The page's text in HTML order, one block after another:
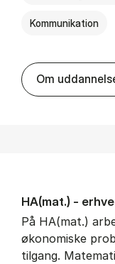
Kommunikation
Om
HA(mat.) -
På HA(mat.)
økonomiske
tilgang.